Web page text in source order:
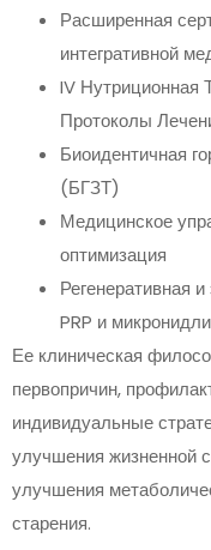
Расширенная
интегративной
IV Нутриционная
Протоколы
Биоидентичная
(БГЗТ)
Медицинское
оптимизация
Регенеративная
PRP и
Ее клиническая
первопричин,
индивидуальные
улучшения жизненной
улучшения
старения.